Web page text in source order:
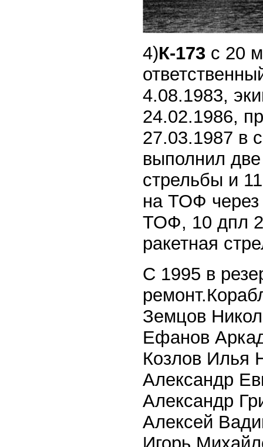
4)К-173 с 20
4.08.1983,
24.02.1986,
27.03.1987 в
выполнил
стрельбы и
на ТОФ через
ТОФ, 10 дпл
ракетная
С 1995 в
Земцов
Ефанов
Козлов Илья
Александр
Александр
Алексей